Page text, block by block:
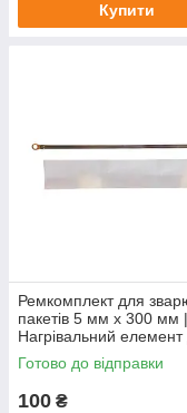
Купити
Ремкомплект для
пакетів 5 мм x 300 мм |
Нагрівальний елемент
FS300, PFS300, SF300,
PSF300 Китай
Готово до відправки
100 ₴